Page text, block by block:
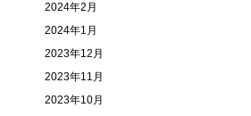
2024年2月
2024年1月
2023年12月
2023年11月
2023年10月